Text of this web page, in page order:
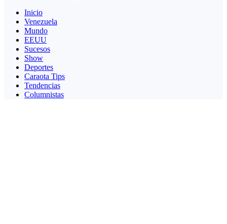
Inicio
Venezuela
Mundo
EEUU
Sucesos
Show
Deportes
Caraota Tips
Tendencias
Columnistas